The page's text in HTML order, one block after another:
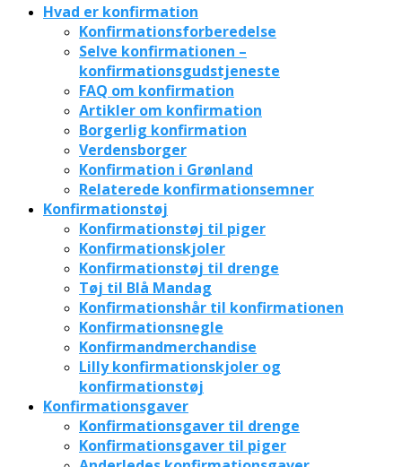
Hvad er konfirmation
Konfirmationsforberedelse
Selve konfirmationen –
konfirmationsgudstjeneste
FAQ om konfirmation
Artikler om konfirmation
Borgerlig konfirmation
Verdensborger
Konfirmation i Grønland
Relaterede konfirmationsemner
Konfirmationstøj
Konfirmationstøj til piger
Konfirmationskjoler
Konfirmationstøj til drenge
Tøj til Blå Mandag
Konfirmationshår til konfirmationen
Konfirmationsnegle
Konfirmandmerchandise
Lilly konfirmationskjoler og
konfirmationstøj
Konfirmationsgaver
Konfirmationsgaver til drenge
Konfirmationsgaver til piger